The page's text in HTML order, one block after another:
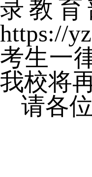
录教
https://
考生一
我校将
请各